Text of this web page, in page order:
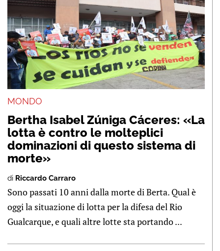
MONDO
Bertha Isabel Zúniga Cáceres: «La
lotta è contro le molteplici
dominazioni di questo sistema di
morte»
di Riccardo Carraro
Sono passati 10 anni dalla morte di Berta. Qual è
oggi la situazione di lotta per la difesa del Rio
Gualcarque, e quali altre lotte sta portando ...